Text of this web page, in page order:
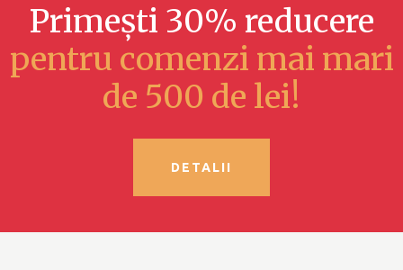
Primești 30% reducere
pentru comenzi mai mari
de 500 de lei!
DETALII